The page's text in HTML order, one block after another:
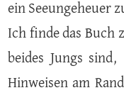
ein Seeungeheuer
Ich finde das Buch
beides Jungs
Hinweisen am